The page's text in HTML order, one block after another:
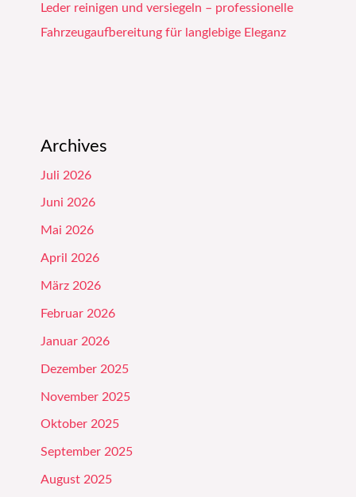
Leder reinigen und versiegeln – professionelle
Fahrzeugaufbereitung für langlebige Eleganz
Archives
Juli 2026
Juni 2026
Mai 2026
April 2026
März 2026
Februar 2026
Januar 2026
Dezember 2025
November 2025
Oktober 2025
September 2025
August 2025